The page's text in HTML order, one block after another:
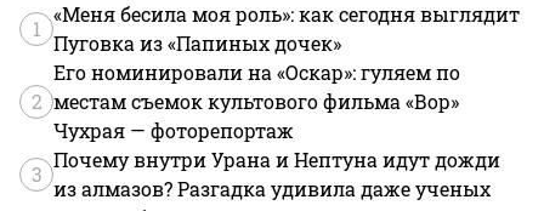
1
«Меня бесила моя роль»: как сегодня выглядит
Пуговка из «Папиных дочек»
2
Его номинировали на «Оскар»: гуляем по
местам съемок культового фильма «Вор»
Чухрая — фоторепортаж
3
Почему внутри Урана и Нептуна идут дожди
из алмазов? Разгадка удивила даже ученых